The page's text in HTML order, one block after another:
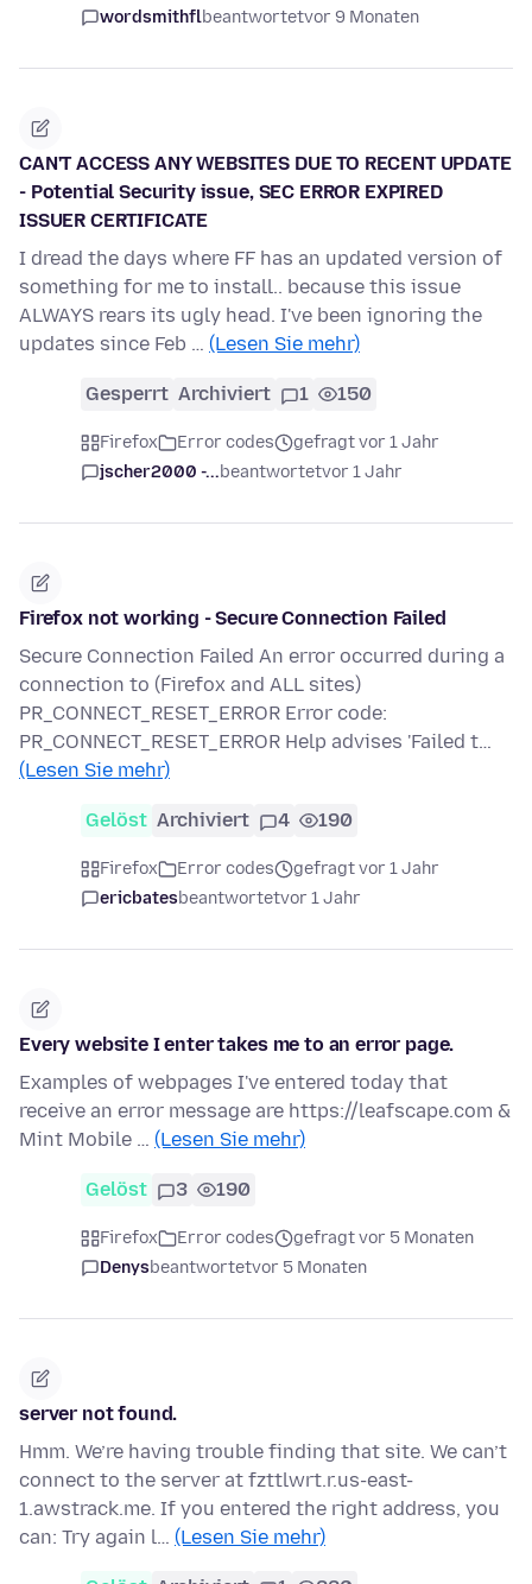
wordsmithflbeantwortetvor 9 Monaten
CAN'T ACCESS ANY WEBSITES DUE TO RECENT UPDATE
- Potential Security issue, SEC ERROR EXPIRED
ISSUER CERTIFICATE
I dread the days where FF has an updated version of
something for me to install.. because this issue
ALWAYS rears its ugly head. I've been ignoring the
updates since Feb … (Lesen Sie mehr)
Gesperrt Archiviert 1 150
Firefox Error codes
gefragt vor 1 Jahr
jscher2000 -...beantwortetvor 1 Jahr
Firefox not working - Secure Connection Failed
Secure Connection Failed An error occurred during a
connection to (Firefox and ALL sites)
PR_CONNECT_RESET_ERROR Error code:
PR_CONNECT_RESET_ERROR Help advises 'Failed t…
(Lesen Sie mehr)
Gelöst Archiviert 4 190
Firefox Error codes
gefragt vor 1 Jahr
ericbatesbeantwortetvor 1 Jahr
Every website I enter takes me to an error page.
Examples of webpages I've entered today that
receive an error message are https://leafscape.com &
Mint Mobile … (Lesen Sie mehr)
Gelöst 3 190
Firefox Error codes
gefragt vor 5 Monaten
Denysbeantwortetvor 5 Monaten
server not found.
Hmm. We’re having trouble finding that site. We can’t
connect to the server at fzttlwrt.r.us-east-
1.awstrack.me. If you entered the right address, you
can: Try again l… (Lesen Sie mehr)